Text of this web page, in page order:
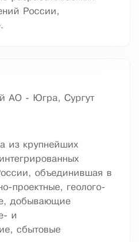
России,
АО - Югра, Сургут
из крупнейших
объединившая в
проектные, геолого-
добывающие
и
сбытовые